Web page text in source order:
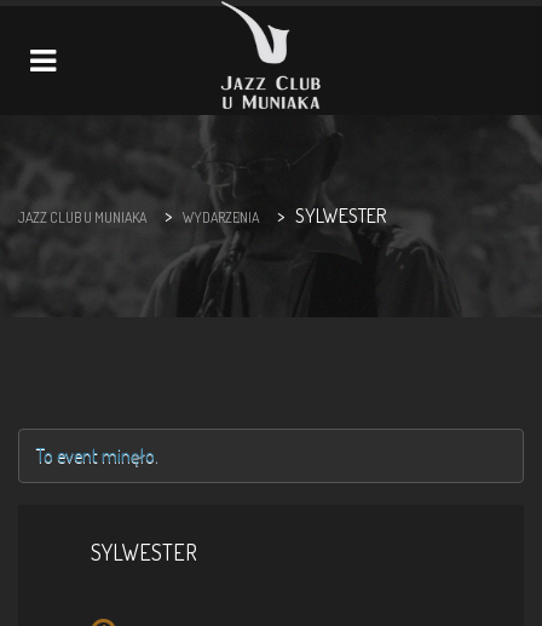
Navigation
JAZZ CLUB U MUNIAKA > WYDARZENIA > SYLWESTER
To event minęło.
SYLWESTER